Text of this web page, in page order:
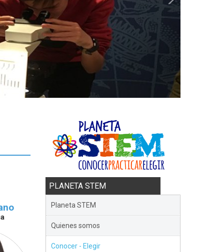
PLANETA STEM
Planeta STEM
Quienes somos
Conocer - Elegir